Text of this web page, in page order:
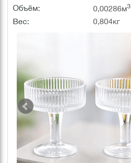
Объём:
0,00286м3
Вес: 0,804кг